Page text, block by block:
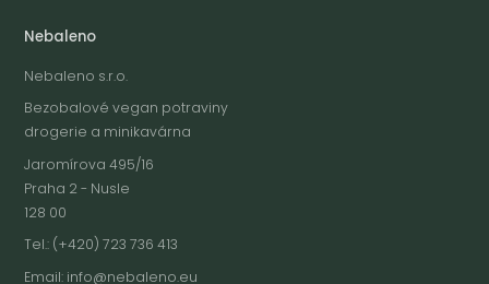
Nebaleno
Nebaleno s.r.o.
Bezobalové vegan potraviny
drogerie a minikavárna
Jaromírova 495/16
Praha 2 - Nusle
128 00
Tel.: (+420) 723 736 413
Email: info@nebaleno.eu